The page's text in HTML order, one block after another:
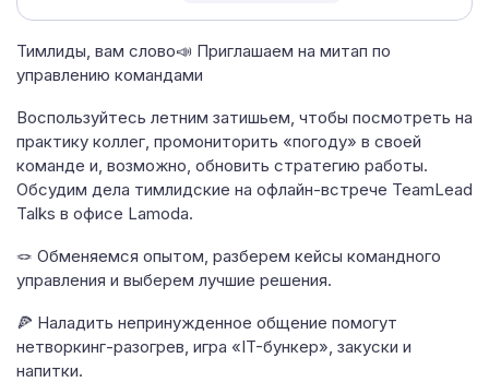
Тимлиды, вам слово📣 Приглашаем на митап по
управлению командами
Воспользуйтесь летним затишьем, чтобы посмотреть на
практику коллег, промониторить «погоду» в своей
команде и, возможно, обновить стратегию работы.
Обсудим дела тимлидские на офлайн-встрече TeamLead
Talks в офисе Lamoda.
🪢 Обменяемся опытом, разберем кейсы командного
управления и выберем лучшие решения.
🍕 Наладить непринужденное общение помогут
нетворкинг-разогрев, игра «IT-бункер», закуски и
напитки.